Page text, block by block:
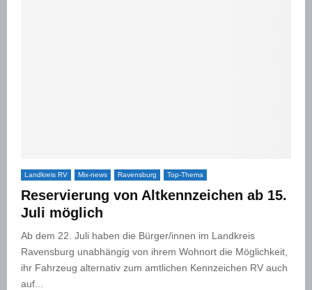
Landkreis RV Mix-news Ravensburg Top-Thema
Reservierung von Altkennzeichen ab 15.
Juli möglich
Ab dem 22. Juli haben die Bürger/innen im Landkreis
Ravensburg unabhängig von ihrem Wohnort die Möglichkeit,
ihr Fahrzeug alternativ zum amtlichen Kennzeichen RV auch
auf...